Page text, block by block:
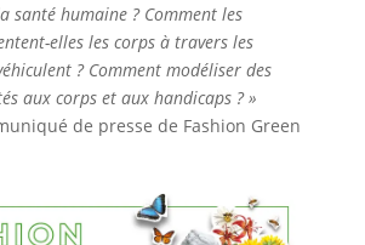
santé humaine ? Comment les
elles les corps à travers les
? Comment modéliser des
aux corps et aux handicaps ? »
de presse de Fashion Green